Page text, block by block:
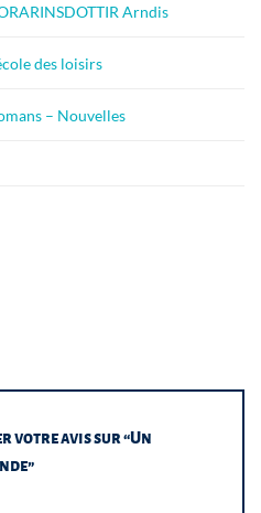
Arndis
des loisirs
– Nouvelles
votre avis sur “Un